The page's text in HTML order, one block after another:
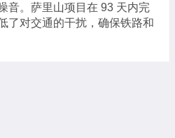
音。萨里山项目在 93 天内完
了对交通的干扰，确保铁路和